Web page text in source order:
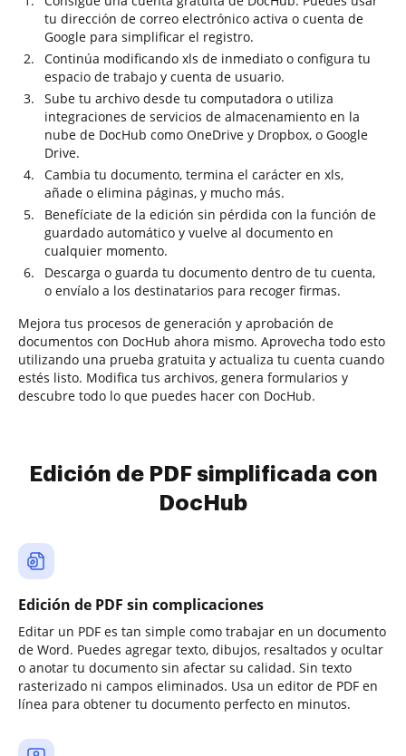
tu dirección de correo electrónico activa o cuenta de
Google para simplificar el registro.
Continúa modificando xls de inmediato o configura tu
espacio de trabajo y cuenta de usuario.
Sube tu archivo desde tu computadora o utiliza
integraciones de servicios de almacenamiento en la
nube de DocHub como OneDrive y Dropbox, o Google
Drive.
Cambia tu documento, termina el carácter en xls,
añade o elimina páginas, y mucho más.
Benefíciate de la edición sin pérdida con la función de
guardado automático y vuelve al documento en
cualquier momento.
Descarga o guarda tu documento dentro de tu cuenta,
o envíalo a los destinatarios para recoger firmas.
Mejora tus procesos de generación y aprobación de
documentos con DocHub ahora mismo. Aprovecha todo esto
utilizando una prueba gratuita y actualiza tu cuenta cuando
estés listo. Modifica tus archivos, genera formularios y
descubre todo lo que puedes hacer con DocHub.
Edición de PDF simplificada con
DocHub
Edición de PDF sin complicaciones
Editar un PDF es tan simple como trabajar en un documento
de Word. Puedes agregar texto, dibujos, resaltados y ocultar
o anotar tu documento sin afectar su calidad. Sin texto
rasterizado ni campos eliminados. Usa un editor de PDF en
línea para obtener tu documento perfecto en minutos.